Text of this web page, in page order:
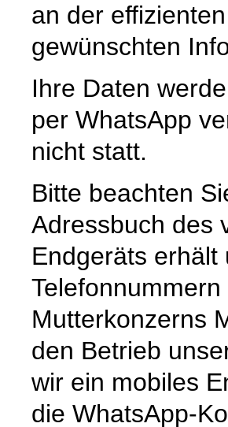
an der
gewünschten
Ihre Daten
per WhatsApp
nicht statt.
Bitte beachten
Adressbuch des
Endgeräts erhält
Mutterkonzerns
den Betrieb
wir ein mobiles
die WhatsApp-